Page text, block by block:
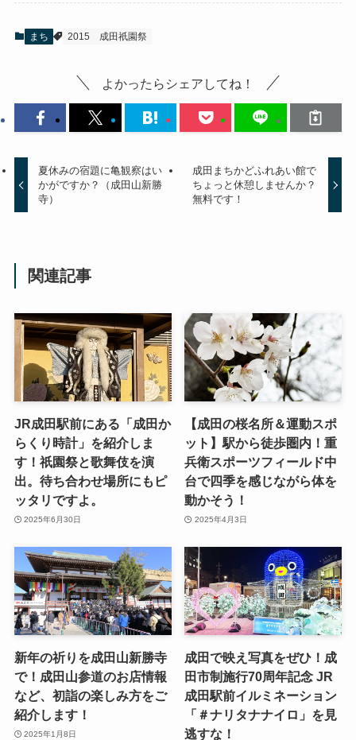
まち 2015 成田祇園祭
よかったらシェアしてね！
夏休みの宿題に亀観察はい
かがですか？（成田山新勝
寺）
成田まちかどふれあい館で
ちょっと休憩しませんか？
無料です！
関連記事
JR成田駅前にある「成田か
らくり時計」を紹介しま
す！祇園祭と歌舞伎を演
出。待ち合わせ場所にもピ
ッタリですよ。
2025年6月30日
【成田の桜名所＆運動スポ
ット】駅から徒歩圏内！重
兵衛スポーツフィールド中
台で四季を感じながら体を
動かそう！
2025年4月3日
新年の祈りを成田山新勝寺
で！成田山参道のお店情報
など、初詣の楽しみ方をご
紹介します！
2025年1月8日
成田で映え写真をぜひ！成
田市制施行70周年記念 JR
成田駅前イルミネーション
「＃ナリタナナイロ」を見
逃すな！